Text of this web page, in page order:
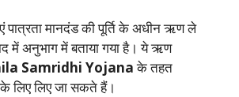
पात्रता मानदंड की पूर्ति के अधीन ऋण ले
में अनुभाग में बताया गया है। ये ऋण
Samridhi Yojanaके तहत
के लिए लिए जा सकते हैं।